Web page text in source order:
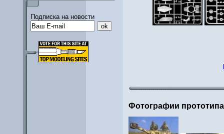
Фотографии прототипа
Подписка на новости